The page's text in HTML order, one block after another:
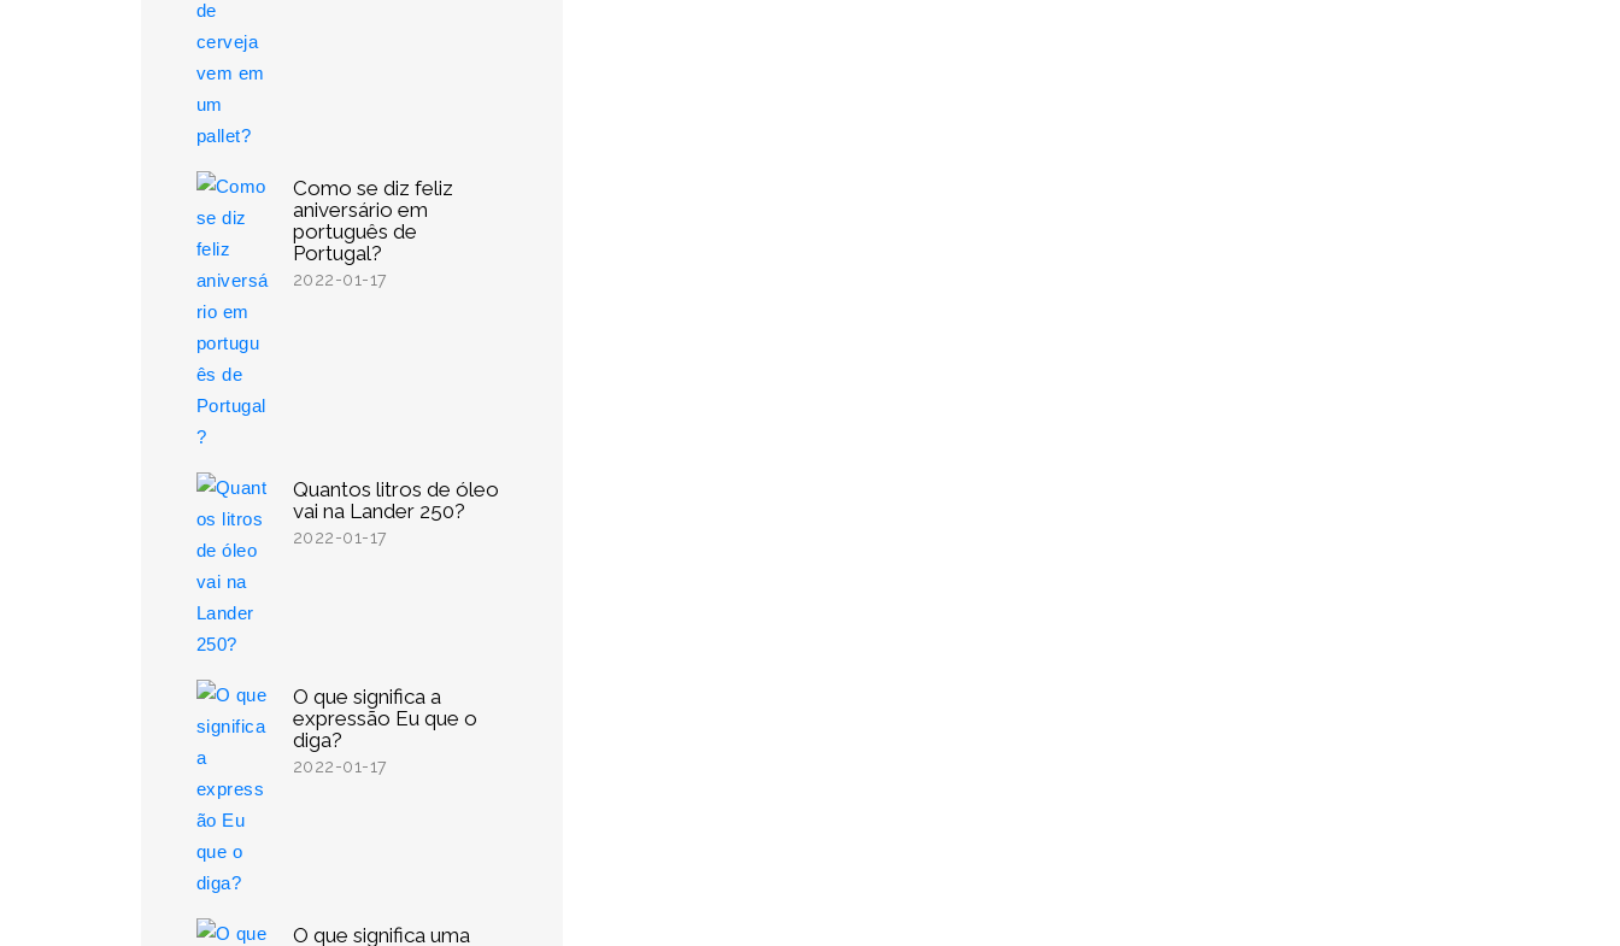
Como se diz feliz
aniversário em
português de
Portugal?
2022-01-17
Quantos litros de óleo
vai na Lander 250?
2022-01-17
O que significa a
expressão Eu que o
diga?
2022-01-17
O que significa uma